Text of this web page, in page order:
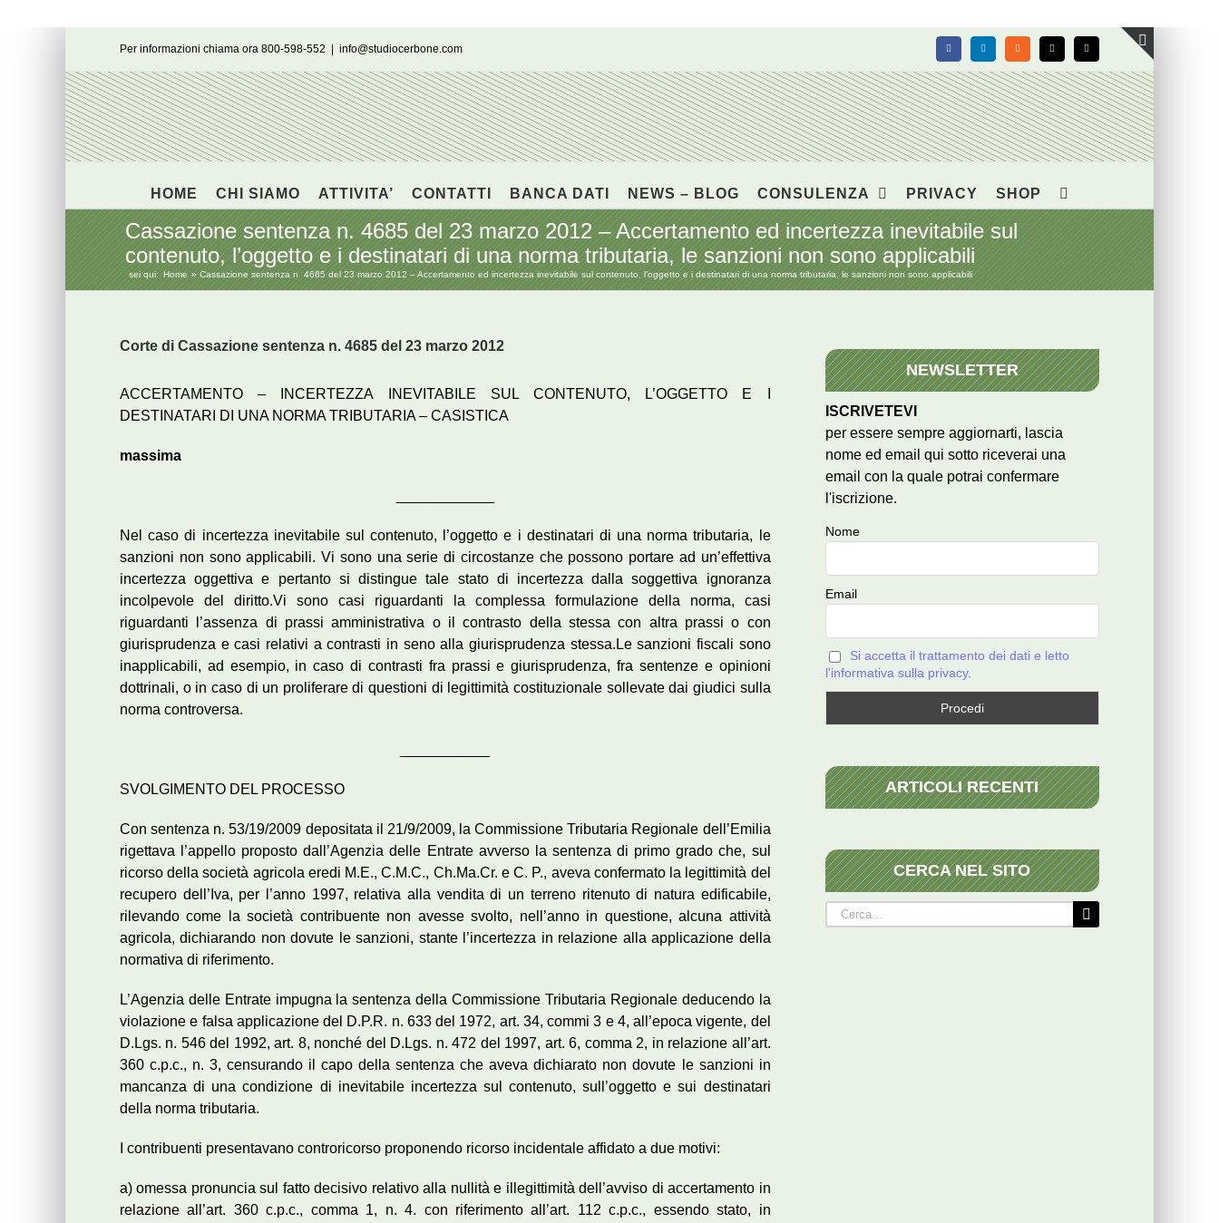
Per informazioni chiama ora 800-598-552 info@studiocerbone.com FacebookLinkedIn Rss X Email
HOME CHI SIAMO ATTIVITA’ CONTATTI BANCA DATI NEWS – BLOG CONSULENZA PRIVACY SHOP
Cassazione sentenza n. 4685 del 23 marzo 2012 – Accertamento ed incertezza inevitabile sul
contenuto, l’oggetto e i destinatari di una norma tributaria, le sanzioni non sono applicabili
sei qui: Home Cassazione sentenza n. 4685 del 23 marzo 2012 – Accertamento ed incertezza inevitabile sul contenuto, l’oggetto e i destinatari di una norma tributaria, le sanzioni non sono applicabili
Corte di Cassazione sentenza n. 4685 del 23 marzo 2012
ACCERTAMENTO – INCERTEZZA INEVITABILE SUL CONTENUTO, L’OGGETTO E I
DESTINATARI DI UNA NORMA TRIBUTARIA – CASISTICA
massima
Nel caso di incertezza inevitabile sul contenuto, l’oggetto e i destinatari di una norma tributaria, le
sanzioni non sono applicabili. Vi sono una serie di circostanze che possono portare ad un’effettiva
incertezza oggettiva e pertanto si distingue tale stato di incertezza dalla soggettiva ignoranza
incolpevole del diritto.Vi sono casi riguardanti la complessa formulazione della norma, casi
riguardanti l’assenza di prassi amministrativa o il contrasto della stessa con altra prassi o con
giurisprudenza e casi relativi a contrasti in seno alla giurisprudenza stessa.Le sanzioni fiscali sono
inapplicabili, ad esempio, in caso di contrasti fra prassi e giurisprudenza, fra sentenze e opinioni
dottrinali, o in caso di un proliferare di questioni di legittimità costituzionale sollevate dai giudici sulla
norma controversa.
SVOLGIMENTO DEL PROCESSO
Con sentenza n. 53/19/2009 depositata il 21/9/2009, la Commissione Tributaria Regionale dell’Emilia
rigettava l’appello proposto dall’Agenzia delle Entrate avverso la sentenza di primo grado che, sul
ricorso della società agricola eredi M.E., C.M.C., Ch.Ma.Cr. e C. P., aveva confermato la legittimità del
recupero dell’Iva, per l’anno 1997, relativa alla vendita di un terreno ritenuto di natura edificabile,
rilevando come la società contribuente non avesse svolto, nell’anno in questione, alcuna attività
agricola, dichiarando non dovute le sanzioni, stante l’incertezza in relazione alla applicazione della
normativa di riferimento.
L’Agenzia delle Entrate impugna la sentenza della Commissione Tributaria Regionale deducendo la
violazione e falsa applicazione del D.P.R. n. 633 del 1972, art. 34, commi 3 e 4, all’epoca vigente, del
D.Lgs. n. 546 del 1992, art. 8, nonché del D.Lgs. n. 472 del 1997, art. 6, comma 2, in relazione all’art.
360 c.p.c., n. 3, censurando il capo della sentenza che aveva dichiarato non dovute le sanzioni in
mancanza di una condizione di inevitabile incertezza sul contenuto, sull’oggetto e sui destinatari
della norma tributaria.
I contribuenti presentavano controricorso proponendo ricorso incidentale affidato a due motivi:
a) omessa pronuncia sul fatto decisivo relativo alla nullità e illegittimità dell’avviso di accertamento in
relazione all’art. 360 c.p.c., comma 1, n. 4. con riferimento all’art. 112 c.p.c., essendo stato, in
NEWSLETTER
ISCRIVETEVI
per essere sempre aggiornarti, lascia
nome ed email qui sotto riceverai una
email con la quale potrai confermare
l'iscrizione.
Nome
Email
Si accetta il trattamento dei dati e letto
l'informativa sulla privacy.
ARTICOLI RECENTI
CERCA NEL SITO
Cerca
per:
Toggle
area
barra
scorrevole